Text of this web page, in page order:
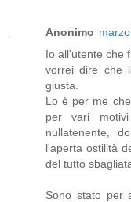
Anonimo
Io all'utente che
vorrei dire che
giusta.
Lo è per me
per vari
nullatenente,
l'aperta ostilità
del tutto
Sono stato per